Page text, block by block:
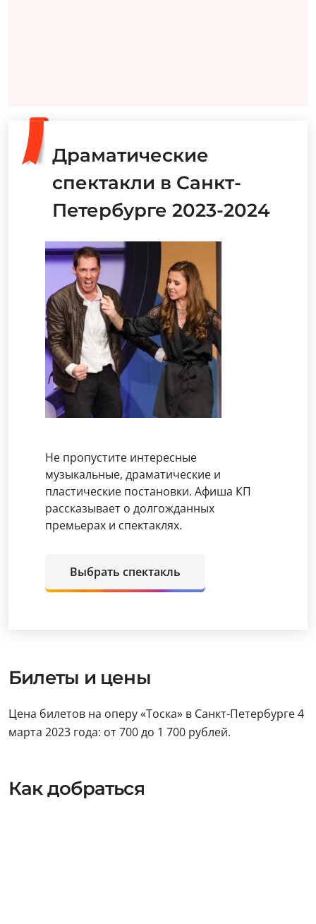
Драматические
спектакли в Санкт-
Петербурге 2023-2024
Не пропустите интересные
музыкальные, драматические и
пластические постановки. Афиша КП
рассказывает о долгожданных
премьерах и спектаклях.
Выбрать спектакль
Билеты и цены
Цена билетов на оперу «Тоска» в Санкт-Петербурге 4
марта 2023 года: от 700 до 1 700 рублей.
Как добраться